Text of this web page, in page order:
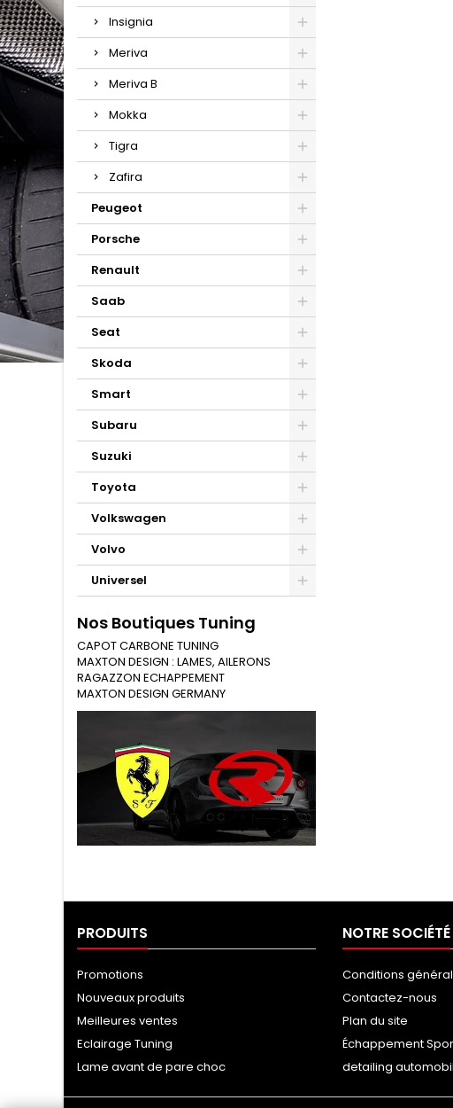
Insignia
Meriva
Meriva B
Mokka
Tigra
Zafira
Peugeot
Porsche
Renault
Saab
Seat
Skoda
Smart
Subaru
Suzuki
Toyota
Volkswagen
Volvo
Universel
Nos Boutiques Tuning
CAPOT CARBONE TUNING
MAXTON DESIGN : LAMES, AILERONS
RAGAZZON ECHAPPEMENT
MAXTON DESIGN GERMANY
PRODUITS
Promotions
Nouveaux produits
Meilleures ventes
Eclairage Tuning
Lame avant de pare choc
NOTRE SOCIÉTÉ
Conditions
Contactez-nous
Plan du site
Échappement
detailing